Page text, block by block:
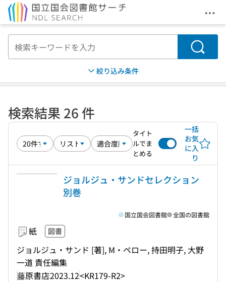
メ
検索
絞り込み条件
検索結果 26 件
タイト
ルでま
とめる
一括
お気
に入
り
ジョルジュ・サンドセレクション
別巻
紙 図書
ジョルジュ・サンド [著], M・ペロー, 持田明子, 大野
一道 責任編集
藤原書店2023.12<KR179-R2>
国立国会図書館 全国の図書館